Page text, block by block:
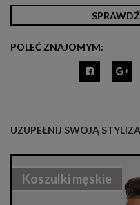
POLEĆ ZNAJOMYM:
UZUPEŁNIJ SWOJĄ
Koszulki męskie